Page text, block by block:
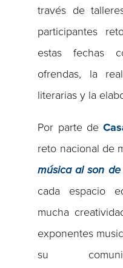
través de
participantes
estas fechas
ofrendas, la
literarias y la
Por parte de
reto nacional de
música al son
cada espacio
mucha
exponentes
su